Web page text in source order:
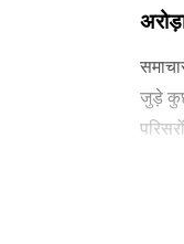
जुड़े कुछ
है।